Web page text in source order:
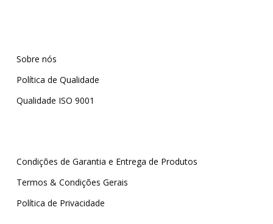
Sobre nós
Política de Qualidade
Qualidade ISO 9001
Condições de Garantia e Entrega de Produtos
Termos & Condições Gerais
Política de Privacidade